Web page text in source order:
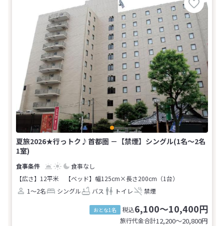
夏旅2026★行っトク♪首都圏 －【禁煙】シングル(1名～2名
1室)
食事なし
【広さ】12平米
【ベッド】幅125cm×長さ200cm（1台）
1～2名
シングル バス トイレ 禁煙
おとな1名 税込6,100～10,400円
旅行代金合計12,200〜20,800円